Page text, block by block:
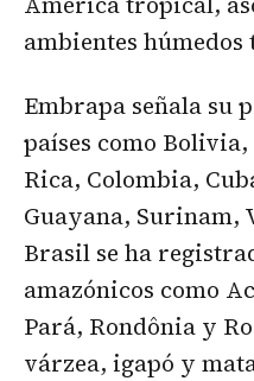
ambientes
Embrapa señala su
países como
Rica, Colombia,
Guayana, Surinam,
Brasil se ha
amazónicos como
Pará, Rondônia y
várzea, igapó y